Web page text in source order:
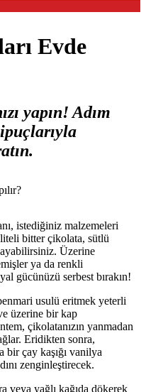
Evde
yapın! Adım
istediğiniz malzemeleri
bitter çikolata, sütlü
Üzerine
ya da renkli
gücünüzü serbest bırakın!
usulü eritmek yeterli
üzerine bir kap
çikolatanızın yanmadan
Eridikten sonra,
bir çay kaşığı vanilya
zenginleştirecek.
veya yağlı kağıda dökerek